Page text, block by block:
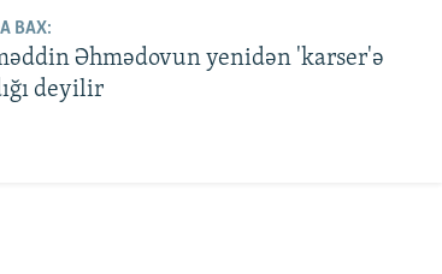
BAX:
Əhmədovun yenidən 'karser'ə
deyilir